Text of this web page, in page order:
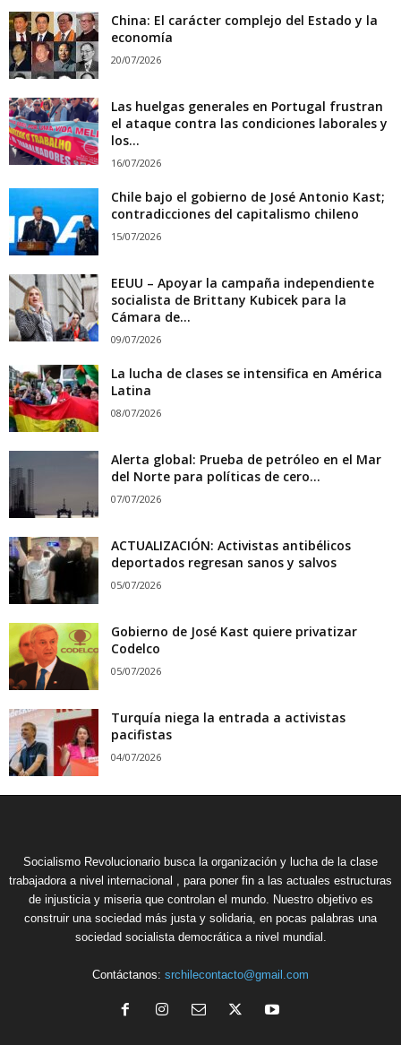
China: El carácter complejo del Estado y la
economía
20/07/2026
Las huelgas generales en Portugal frustran
el ataque contra las condiciones laborales y
los...
16/07/2026
Chile bajo el gobierno de José Antonio Kast;
contradicciones del capitalismo chileno
15/07/2026
EEUU – Apoyar la campaña independiente
socialista de Brittany Kubicek para la
Cámara de...
09/07/2026
La lucha de clases se intensifica en América
Latina
08/07/2026
Alerta global: Prueba de petróleo en el Mar
del Norte para políticas de cero...
07/07/2026
ACTUALIZACIÓN: Activistas antibélicos
deportados regresan sanos y salvos
05/07/2026
Gobierno de José Kast quiere privatizar
Codelco
05/07/2026
Turquía niega la entrada a activistas
pacifistas
04/07/2026
Socialismo Revolucionario busca la organización y lucha de la clase
trabajadora a nivel internacional , para poner fin a las actuales estructuras
de injusticia y miseria que controlan el mundo. Nuestro objetivo es
construir una sociedad más justa y solidaria, en pocas palabras una
sociedad socialista democrática a nivel mundial.
Contáctanos: srchilecontacto@gmail.com